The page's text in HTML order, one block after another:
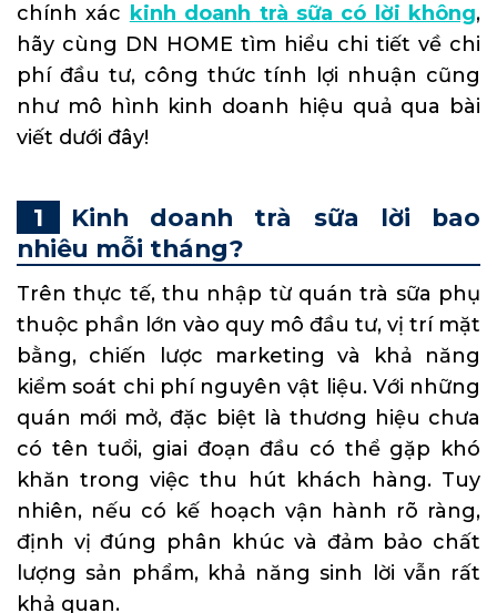
chính xác kinh doanh trà sữa có lời không,
hãy cùng DN HOME tìm hiểu chi tiết về chi
phí đầu tư, công thức tính lợi nhuận cũng
như mô hình kinh doanh hiệu quả qua bài
viết dưới đây!
Kinh doanh trà sữa lời bao
nhiêu mỗi tháng?
Trên thực tế, thu nhập từ quán trà sữa phụ
thuộc phần lớn vào quy mô đầu tư, vị trí mặt
bằng, chiến lược marketing và khả năng
kiểm soát chi phí nguyên vật liệu. Với những
quán mới mở, đặc biệt là thương hiệu chưa
có tên tuổi, giai đoạn đầu có thể gặp khó
khăn trong việc thu hút khách hàng. Tuy
nhiên, nếu có kế hoạch vận hành rõ ràng,
định vị đúng phân khúc và đảm bảo chất
lượng sản phẩm, khả năng sinh lời vẫn rất
khả quan.